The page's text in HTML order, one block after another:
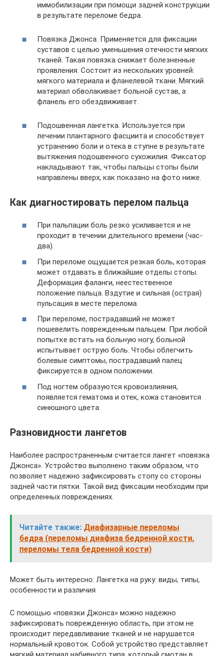
иммобилизации при помощи задней конструкции
в результате переломе бедра.
Повязка Джонса. Применяется для фиксации
суставов с целью уменьшения отечности мягких
тканей. Такая повязка снижает болезненные
проявления. Состоит из нескольких уровней:
мягкого материала и фланелевой ткани. Мягкий
материал обволакивает больной сустав, а
фланель его обездвиживает.
Подошвенная лангетка. Используется при
лечении плантарного фасциита и способствует
устранению боли и отека в ступне в результате
вытяжения подошвенного сухожилия. Фиксатор
накладывают так, чтобы пальцы стопы были
направлены вверх, как показано на фото ниже.
Как диагностировать перелом пальца
При пальпации боль резко усиливается и не
проходит в течении длительного времени (час-
два).
При переломе ощущается резкая боль, которая
может отдавать в ближайшие отделы стопы.
Деформация фаланги, неестественное
положение пальца. Вздутие и сильная (острая)
пульсация в месте перелома.
При переломе, пострадавший не может
пошевелить поврежденным пальцем. При любой
попытке встать на больную ногу, больной
испытывает острую боль. Чтобы облегчить
болевые симптомы, пострадавший палец
фиксируется в одном положении.
Под ногтем образуются кровоизлияния,
появляется гематома и отек, кожа становится
синюшного цвета.
Разновидности лангетов
Наиболее распространенным считается лангет «повязка
Джонса». Устройство выполнено таким образом, что
позволяет надежно зафиксировать стопу со стороны
задней части пятки. Такой вид фиксации необходим при
определенных повреждениях.
Читайте также: Диафизарные переломы
бедра (переломы диафиза бедренной кости,
переломы тела бедренной кости)
Может быть интересно: Лангетка на руку: виды, типы,
особенности и различия
С помощью «повязки Джонса» можно надежно
зафиксировать поврежденную область, при этом не
происходит передавливание тканей и не нарушается
нормальный кровоток. Собой устройство представляет